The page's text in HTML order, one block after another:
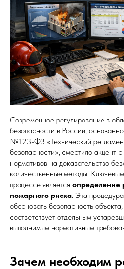
Современное регулирование в
безопасности в России,
№123-ФЗ «Технический
безопасности», сместило акцент
нормативов на доказательство
количественные методы.
процессе является определение
пожарного риска. Эта
обосновать безопасность
соответствует отдельным
выполнимым нормативным
Зачем необходим